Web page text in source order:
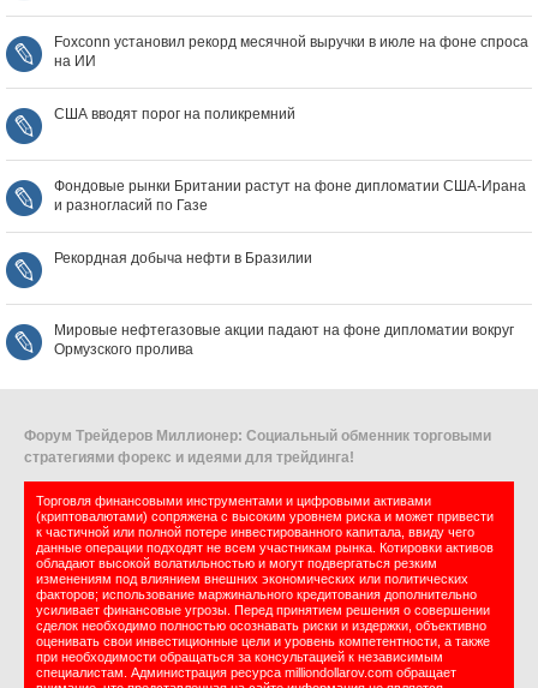
Foxconn установил рекорд месячной выручки в июле на фоне спроса
на ИИ
США вводят порог на поликремний
Фондовые рынки Британии растут на фоне дипломатии США‑Ирана
и разногласий по Газе
Рекордная добыча нефти в Бразилии
Мировые нефтегазовые акции падают на фоне дипломатии вокруг
Ормузского пролива
Форум Трейдеров Миллионер: Социальный обменник торговыми
стратегиями форекс и идеями для трейдинга!
Торговля финансовыми инструментами и цифровыми активами
(криптовалютами) сопряжена с высоким уровнем риска и может привести
к частичной или полной потере инвестированного капитала, ввиду чего
данные операции подходят не всем участникам рынка. Котировки активов
обладают высокой волатильностью и могут подвергаться резким
изменениям под влиянием внешних экономических или политических
факторов; использование маржинального кредитования дополнительно
усиливает финансовые угрозы. Перед принятием решения о совершении
сделок необходимо полностью осознавать риски и издержки, объективно
оценивать свои инвестиционные цели и уровень компетентности, а также
при необходимости обращаться за консультацией к независимым
специалистам. Администрация ресурса milliondollarov.com обращает